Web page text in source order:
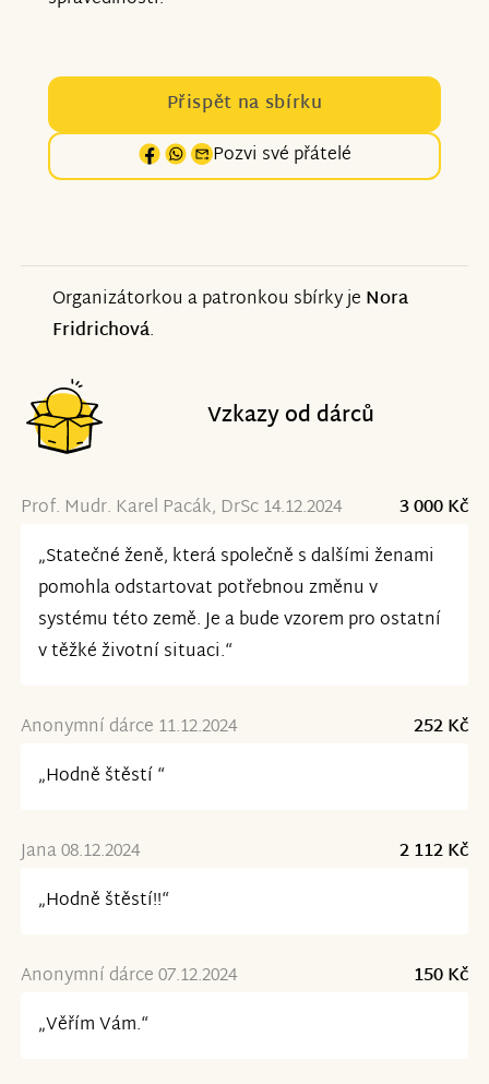
Přispět na sbírku
Pozvi své přátelé
Organizátorkou a patronkou sbírky je Nora
Fridrichová.
Vzkazy od dárců
Prof. Mudr. Karel Pacák, DrSc 14.12.2024
3 000 Kč
„Statečné ženě, která společně s dalšími ženami
pomohla odstartovat potřebnou změnu v
systému této země. Je a bude vzorem pro ostatní
v těžké životní situaci.“
Anonymní dárce 11.12.2024
252 Kč
„Hodně štěstí “
Jana 08.12.2024
2 112 Kč
„Hodně štěstí!!“
Anonymní dárce 07.12.2024
150 Kč
„Věřím Vám.“